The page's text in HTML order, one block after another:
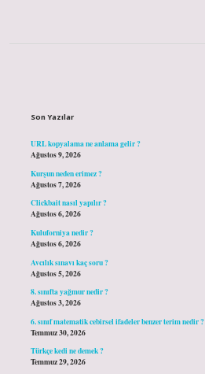
Son Yazılar
URL kopyalama ne anlama gelir ?
Ağustos 9, 2026
Kurşun neden erimez ?
Ağustos 7, 2026
Clickbait nasıl yapılır ?
Ağustos 6, 2026
Kuluforniya nedir ?
Ağustos 6, 2026
Avcılık sınavı kaç soru ?
Ağustos 5, 2026
8. sınıfta yağmur nedir ?
Ağustos 3, 2026
6. sınıf matematik cebirsel ifadeler benzer terim nedir ?
Temmuz 30, 2026
Türkçe kedi ne demek ?
Temmuz 29, 2026